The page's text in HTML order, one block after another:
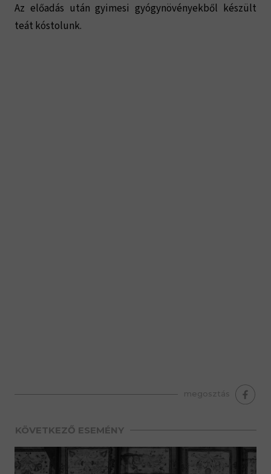
Az előadás után gyimesi gyógynövényekből készült
teát kóstolunk.
megosztás
KÖVETKEZŐ ESEMÉNY